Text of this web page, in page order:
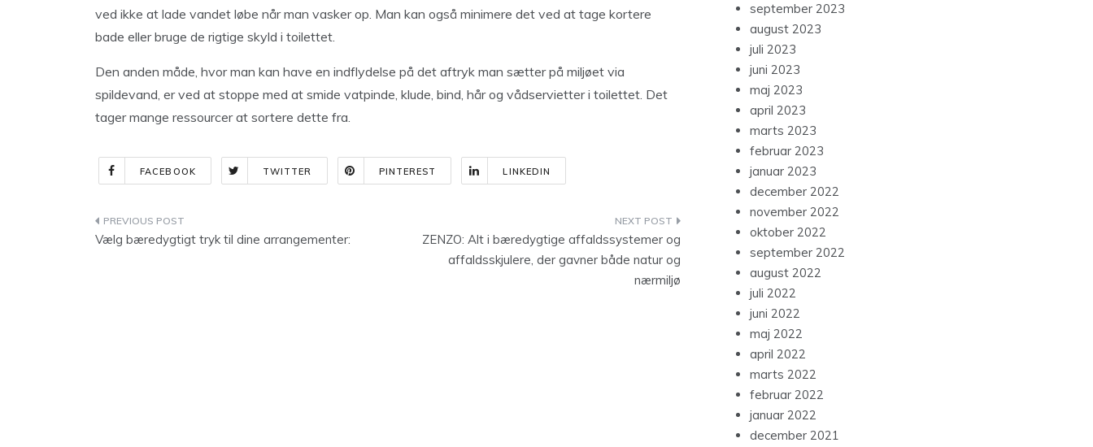
ved ikke at lade vandet løbe når man vasker op. Man kan også minimere det ved at tage kortere
bade eller bruge de rigtige skyld i toilettet.
Den anden måde, hvor man kan have en indflydelse på det aftryk man sætter på miljøet via
spildevand, er ved at stoppe med at smide vatpinde, klude, bind, hår og vådservietter i toilettet. Det
tager mange ressourcer at sortere dette fra.
FACEBOOK TWITTER PINTEREST LINKEDIN
Indlægsnavigation
Vælg bæredygtigt tryk til dine arrangementer:
ZENZO: Alt i bæredygtige affaldssystemer og
affaldsskjulere, der gavner både natur og
nærmiljø
september 2023
august 2023
juli 2023
juni 2023
maj 2023
april 2023
marts 2023
februar 2023
januar 2023
december 2022
november 2022
oktober 2022
september 2022
august 2022
juli 2022
juni 2022
maj 2022
april 2022
marts 2022
februar 2022
januar 2022
december 2021